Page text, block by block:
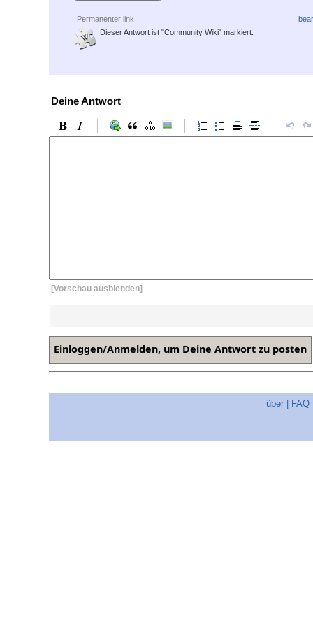
Permanenter link
Dieser Antwort ist "Community Wiki" markiert.
Deine Antwort
[Vorschau ausblenden]
über FAQ